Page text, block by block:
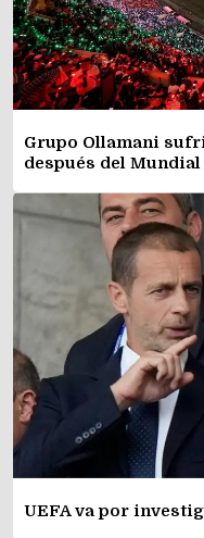
Grupo Ollamani
después del Mundial
UEFA va por